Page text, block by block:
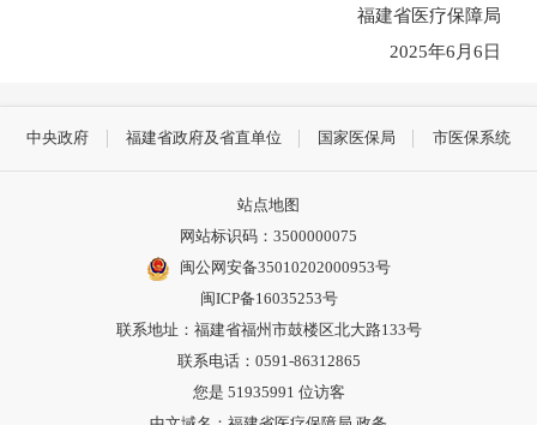
福建省医疗保障局
2025年6月6日
中央政府 福建省政府及省直单位 国家医保局 市医保系统
站点地图
网站标识码：3500000075
闽公网安备35010202000953号
闽ICP备16035253号
联系地址：福建省福州市鼓楼区北大路133号
联系电话：0591-86312865
您是 51935991 位访客